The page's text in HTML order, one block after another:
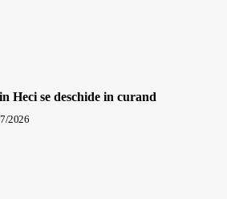
Heci se deschide in curand
2026